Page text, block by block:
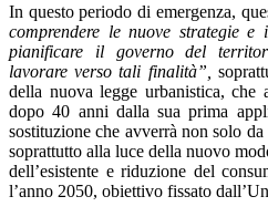
In questo periodo di emergenza,
comprendere le nuove strategie
pianificare il governo del
lavorare verso tali finalità”,
della nuova legge urbanistica, che
dopo 40 anni dalla sua prima
sostituzione che avverrà non solo
soprattutto alla luce della nuovo
dell’esistente e riduzione del
l’anno 2050, obiettivo fissato